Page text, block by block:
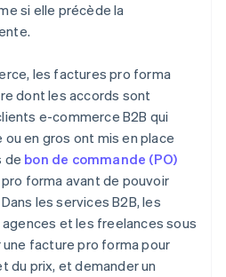
si elle précède la
les factures pro forma
dont les accords sont
e-commerce B2B qui
en gros ont mis en place
de bon de commande (PO)
forma avant de pouvoir
les services B2B, les
et les freelances sous
facture pro forma pour
du prix, et demander un